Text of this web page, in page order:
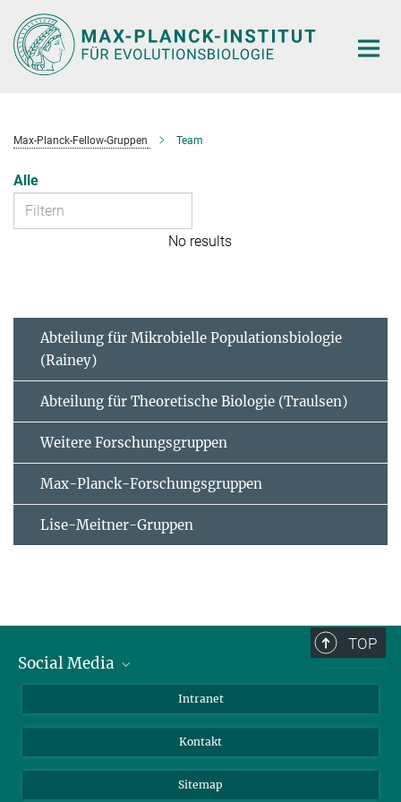
Hauptinhalt
Max-Planck-Fellow-Gruppen Team
Alle
No results
Abteilung für Mikrobielle Populationsbiologie
(Rainey)
Abteilung für Theoretische Biologie (Traulsen)
Weitere Forschungsgruppen
Max-Planck-Forschungsgruppen
Lise-Meitner-Gruppen
TOP
Social Media
LinkedIn
Intranet
Kontakt
Sitemap